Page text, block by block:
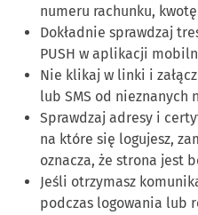
numeru rachunku,
Dokładnie sprawdzaj
PUSH w aplikacji
Nie klikaj w linki i
lub SMS od nieznanych
Sprawdzaj adresy i
na które się logujesz,
oznacza, że strona jest
Jeśli otrzymasz
podczas logowania lub